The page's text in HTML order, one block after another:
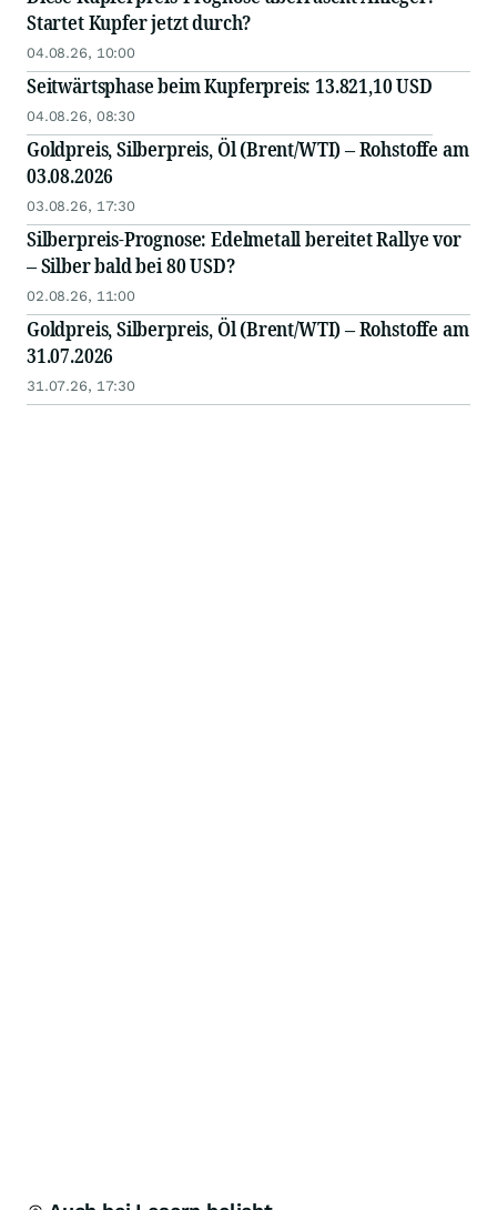
Startet Kupfer jetzt durch?
04.08.26, 10:00
Seitwärtsphase beim Kupferpreis: 13.821,10 USD
04.08.26, 08:30
Goldpreis, Silberpreis, Öl (Brent/WTI) – Rohstoffe am
03.08.2026
03.08.26, 17:30
Silberpreis-Prognose: Edelmetall bereitet Rallye vor
– Silber bald bei 80 USD?
02.08.26, 11:00
Goldpreis, Silberpreis, Öl (Brent/WTI) – Rohstoffe am
31.07.2026
31.07.26, 17:30